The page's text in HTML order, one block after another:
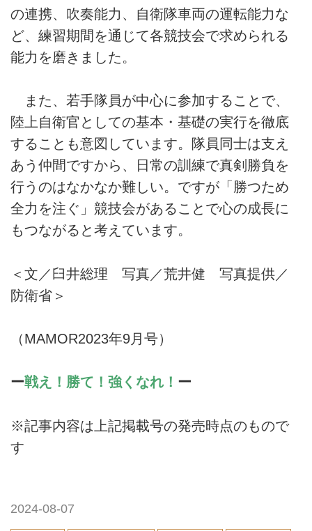
の連携、吹奏能力、自衛隊車両の運転能力な
ど、練習期間を通じて各競技会で求められる
能力を磨きました。
また、若手隊員が中心に参加することで、
陸上自衛官としての基本・基礎の実行を徹底
することも意図しています。隊員同士は支え
あう仲間ですから、日常の訓練で真剣勝負を
行うのはなかなか難しい。ですが「勝つため
全力を注ぐ」競技会があることで心の成長に
もつながると考えています。
＜文／臼井総理 写真／荒井健 写真提供／
防衛省＞
（MAMOR2023年9月号）
ー戦え！勝て！強くなれ！ ー
※記事内容は上記掲載号の発売時点のもので
す
2024-08-07